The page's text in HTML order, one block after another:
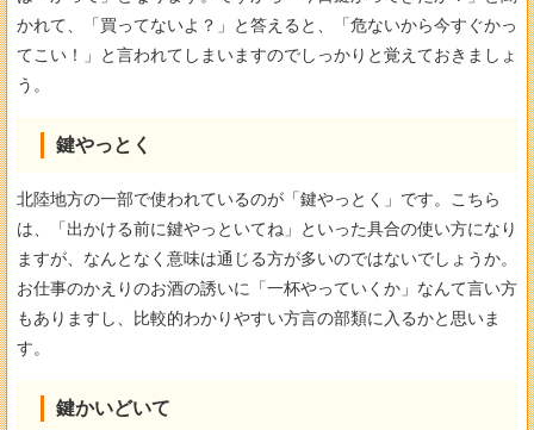
かれて、「買ってないよ？」と答えると、「危ないから今すぐかっ
てこい！」と言われてしまいますのでしっかりと覚えておきましょ
う。
鍵やっとく
北陸地方の一部で使われているのが「鍵やっとく」です。こちら
は、「出かける前に鍵やっといてね」といった具合の使い方になり
ますが、なんとなく意味は通じる方が多いのではないでしょうか。
お仕事のかえりのお酒の誘いに「一杯やっていくか」なんて言い方
もありますし、比較的わかりやすい方言の部類に入るかと思いま
す。
鍵かいどいて